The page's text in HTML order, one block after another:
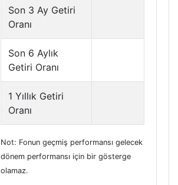
Son 3 Ay Getiri
Oranı
Son 6 Aylık
Getiri Oranı
1 Yıllık Getiri
Oranı
Not: Fonun geçmiş performansı gelecek
dönem performansı için bir gösterge
olamaz.